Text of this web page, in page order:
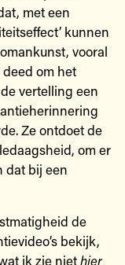
met een
kunnen
vooral
om het
vertelling een
Ze ontdoet de
om er
dat bij een
de
bekijk,
ik zie niethier